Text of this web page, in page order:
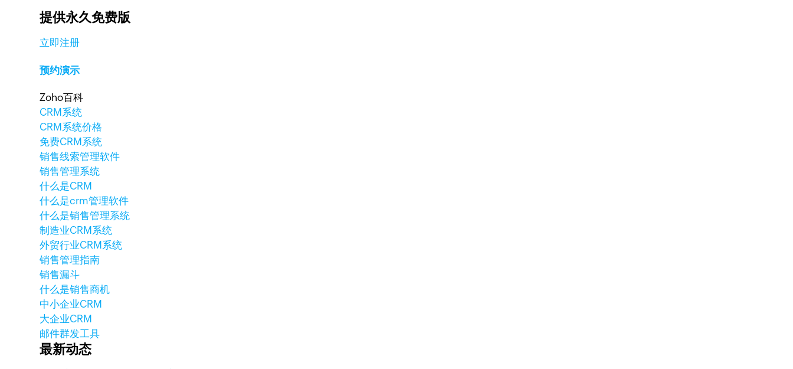
提供永久免费版
立即注册
预约演示
Zoho百科
CRM系统
CRM系统价格
免费CRM系统
销售线索管理软件
销售管理系统
什么是CRM
什么是crm管理软件
什么是销售管理系统
制造业CRM系统
外贸行业CRM系统
销售管理指南
销售漏斗
什么是销售商机
中小企业CRM
大企业CRM
邮件群发工具
最新动态